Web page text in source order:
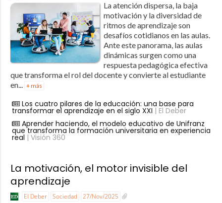
La atención dispersa, la baja
motivación y la diversidad de
ritmos de aprendizaje son
desafíos cotidianos en las aulas.
Ante este panorama, las aulas
dinámicas surgen como una
respuesta pedagógica efectiva
que transforma el rol del docente y convierte al estudiante
en... + más
Los cuatro pilares de la educación: una base para
transformar el aprendizaje en el siglo XXI | El Deber
Aprender haciendo, el modelo educativo de Unifranz
que transforma la formación universitaria en experiencia
real | Visión 360
La motivación, el motor invisible del
aprendizaje
El Deber Sociedad 27/Nov/2025